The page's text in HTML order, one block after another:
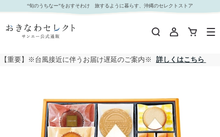
【 5017 】◇ 東京風月堂 パリ凱旋｜おきなわセレクト サンエー公式通販
“旬のうちなー”をおすそわけ 旅するように暮らす、沖縄のセレクトストア
【重要】※台風接近に伴うお届け遅延のご案内※ 詳しくはこちら